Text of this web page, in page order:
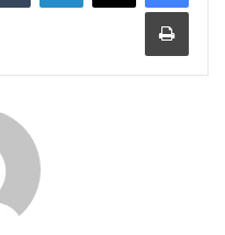
طباعة